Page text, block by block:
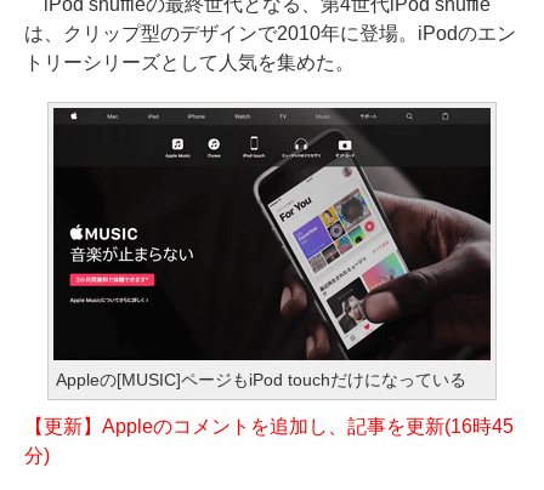
iPod shuffleの最終世代となる、第4世代iPod shuffle
は、クリップ型のデザインで2010年に登場。iPodのエン
トリーシリーズとして人気を集めた。
Appleの[MUSIC]ページもiPod touchだけになっている
【更新】Appleのコメントを追加し、記事を更新(16時45
分)